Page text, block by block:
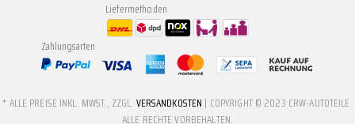
Liefermethoden
Zahlungsarten
* ALLE PREISE INKL. MWST., ZZGL. VERSANDKOSTEN | COPYRIGHT © 2023 CRW-AUTOTEILE.
ALLE RECHTE VORBEHALTEN.